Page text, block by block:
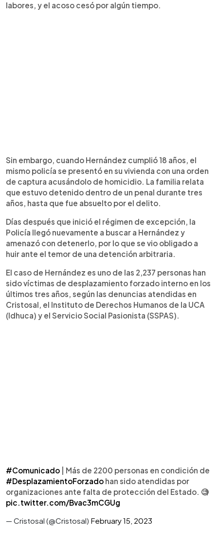
labores, y el acoso cesó por algún tiempo.
Sin embargo, cuando Hernández cumplió 18 años, el
mismo policía se presentó en su vivienda con una orden
de captura acusándolo de homicidio. La familia relata
que estuvo detenido dentro de un penal durante tres
años, hasta que fue absuelto por el delito.
Días después que inició el régimen de excepción, la
Policía llegó nuevamente a buscar a Hernández y
amenazó con detenerlo, por lo que se vio obligado a
huir ante el temor de una detención arbitraria.
El caso de Hernández es uno de las 2,237 personas han
sido víctimas de desplazamiento forzado interno en los
últimos tres años, según las denuncias atendidas en
Cristosal, el Instituto de Derechos Humanos de la UCA
(Idhuca) y el Servicio Social Pasionista (SSPAS).
#Comunicado | Más de 2200 personas en condición de
#DesplazamientoForzado han sido atendidas por
organizaciones ante falta de protección del Estado. 🧐
pic.twitter.com/Bvac3mCGUg
— Cristosal (@Cristosal) February 15, 2023